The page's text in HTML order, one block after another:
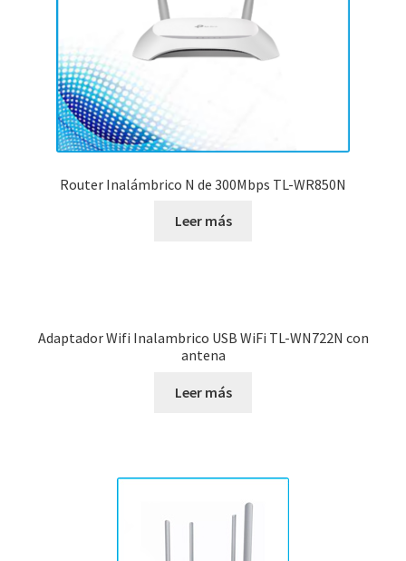
Router Inalámbrico N de 300Mbps TL-WR850N
Leer más
Adaptador Wifi Inalambrico USB WiFi TL-WN722N con
antena
Leer más